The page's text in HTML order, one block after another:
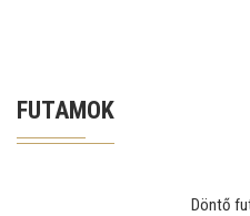
FUTAMOK
Döntő